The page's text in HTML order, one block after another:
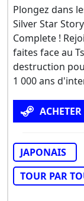
Plongez dans
Silver Star
Complete !
faites face au
destruction
1 000 ans
ACHETER
JAPONAIS
TOUR PAR